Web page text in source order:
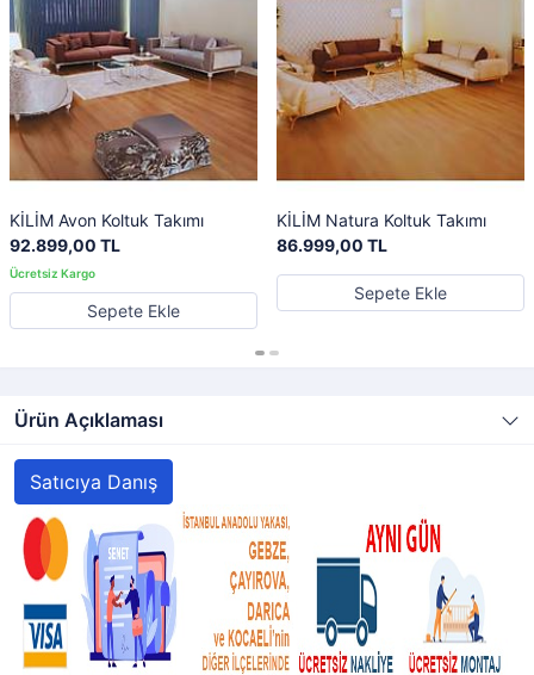
KİLİM Avon Koltuk Takımı
92.899,00 TL
Sepete Ekle
KİLİM Natura Koltuk Takımı
86.999,00 TL
Sepete Ekle
Ürün Açıklaması
Satıcıya Danış